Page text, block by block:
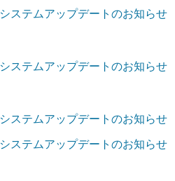
システムアップデートのお知らせ
システムアップデートのお知らせ
システムアップデートのお知らせ
システムアップデートのお知らせ